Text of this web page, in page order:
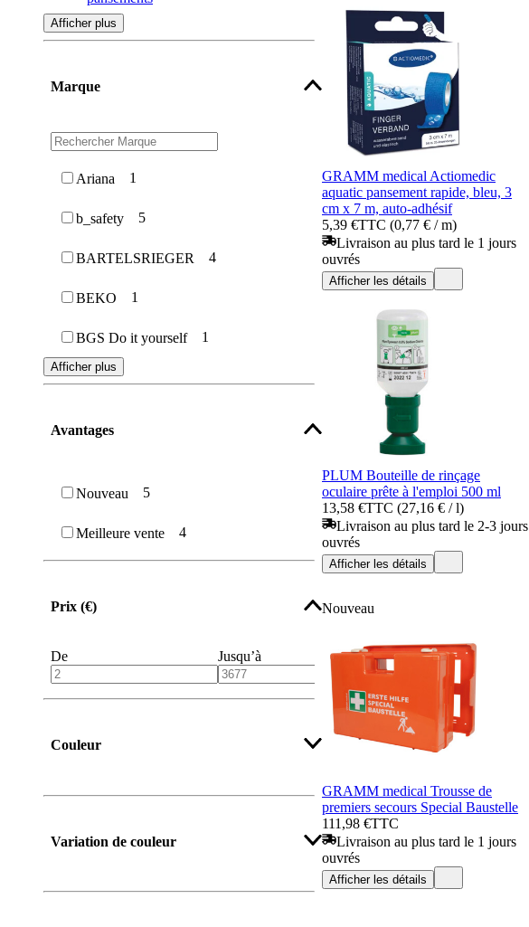
NAME TOO LONG
premiers secours
Afficher plus
Marque
Ariana 1
b_safety 5
BARTELSRIEGER 4
BEKO 1
BGS Do it yourself 1
Afficher plus
Avantages
Nouveau 5
Meilleure vente 4
Prix (€)
De Jusqu’à
Couleur
Variation de couleur
GRAMM medical Actiomedic
aquatic pansement rapide, bleu, 3
cm x 7 m, auto-adhésif
5,39 €TTC (0,77 € / m)
Livraison au plus tard le 1 jours
ouvrés
Afficher les détails
PLUM Bouteille de rinçage
oculaire prête à l'emploi 500 ml
13,58 €TTC (27,16 € / l)
Livraison au plus tard le 2-3 jours
ouvrés
Afficher les détails
Nouveau
GRAMM medical Trousse de
premiers secours Special Baustelle
111,98 €TTC
Livraison au plus tard le 1 jours
ouvrés
Afficher les détails